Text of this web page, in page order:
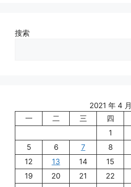
搜索
2021 年 4 月
一
二 三 四
1
5
6 7 8
12
13 14 15
19
20 21 22